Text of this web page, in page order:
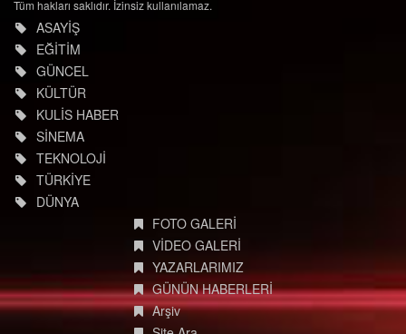
Tüm hakları saklıdır. İzinsiz kullanılamaz.
ASAYİŞ
EĞİTİM
GÜNCEL
KÜLTÜR
KULİS HABER
SİNEMA
TEKNOLOJİ
TÜRKİYE
DÜNYA
FOTO GALERİ
VİDEO GALERİ
YAZARLARIMIZ
GÜNÜN HABERLERİ
Arşiv